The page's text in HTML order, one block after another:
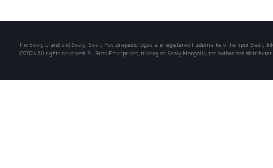
The Sealy brand and Sealy, Sealy Posturepedic logos are registered trademarks of Tempur Sealy
©2026 All rights reserved. PJ Bros Enterprises, trading as Sealy Mongolia, the authorized